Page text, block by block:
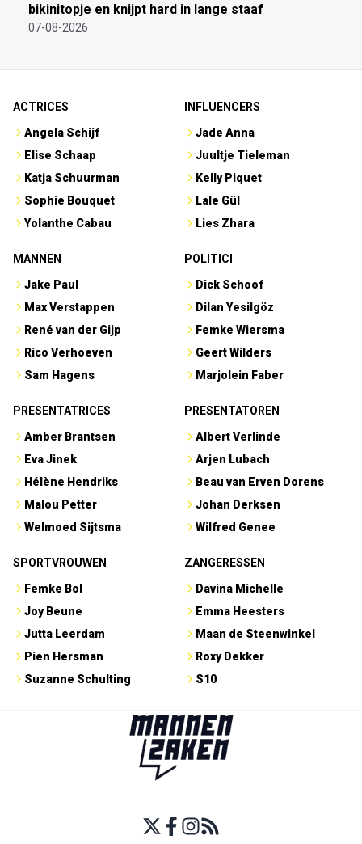
bikinitopje en knijpt hard in lange staaf
07-08-2026
ACTRICES
Angela Schijf
Elise Schaap
Katja Schuurman
Sophie Bouquet
Yolanthe Cabau
INFLUENCERS
Jade Anna
Juultje Tieleman
Kelly Piquet
Lale Gül
Lies Zhara
MANNEN
Jake Paul
Max Verstappen
René van der Gijp
Rico Verhoeven
Sam Hagens
POLITICI
Dick Schoof
Dilan Yesilgöz
Femke Wiersma
Geert Wilders
Marjolein Faber
PRESENTATRICES
Amber Brantsen
Eva Jinek
Hélène Hendriks
Malou Petter
Welmoed Sijtsma
PRESENTATOREN
Albert Verlinde
Arjen Lubach
Beau van Erven Dorens
Johan Derksen
Wilfred Genee
SPORTVROUWEN
Femke Bol
Joy Beune
Jutta Leerdam
Pien Hersman
Suzanne Schulting
ZANGERESSEN
Davina Michelle
Emma Heesters
Maan de Steenwinkel
Roxy Dekker
S10